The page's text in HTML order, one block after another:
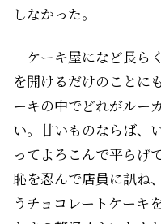
しなかった。
ケーキ屋になど長ら
を開けるだけのことに
ーキの中でどれがルー
い。甘いものならば、
ってよろこんで平らげ
恥を忍んで店員に訊ね
うチョコレートケーキ